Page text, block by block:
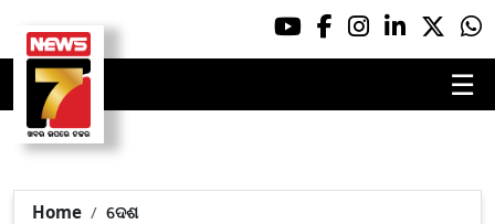
☰
Home
ଦେଶ